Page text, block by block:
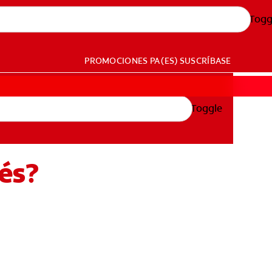
PROMOCIONES PA (ES) SUSCRÍBASE
Toggle